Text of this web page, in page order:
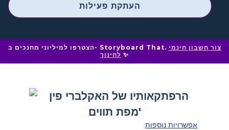
העתקת פעילות
הצטרפו למיליוני מחנכים ב- Storyboard That. צור חשבון חינמי
לחינוך ✨
אפשרויות נוספות